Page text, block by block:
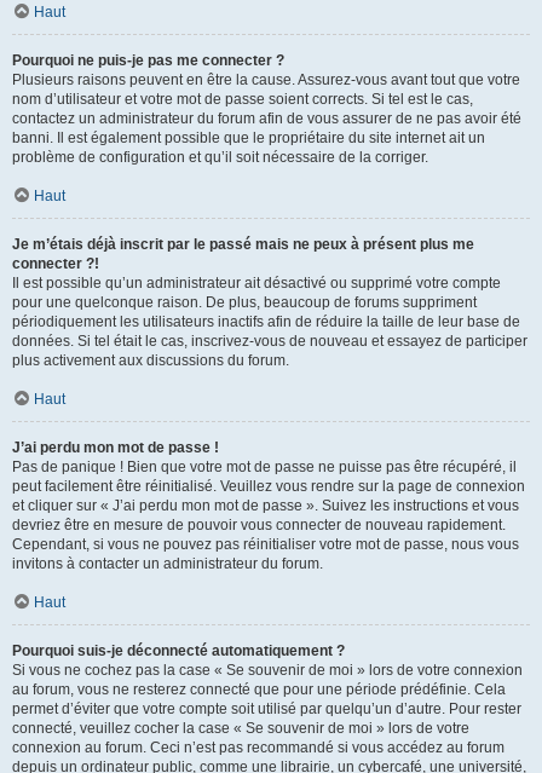
Haut
Pourquoi ne puis-je pas me connecter ?
Plusieurs raisons peuvent en être la cause. Assurez-vous avant tout que votre
nom d’utilisateur et votre mot de passe soient corrects. Si tel est le cas,
contactez un administrateur du forum afin de vous assurer de ne pas avoir été
banni. Il est également possible que le propriétaire du site internet ait un
problème de configuration et qu’il soit nécessaire de la corriger.
Haut
Je m’étais déjà inscrit par le passé mais ne peux à présent plus me
connecter ?!
Il est possible qu’un administrateur ait désactivé ou supprimé votre compte
pour une quelconque raison. De plus, beaucoup de forums suppriment
périodiquement les utilisateurs inactifs afin de réduire la taille de leur base de
données. Si tel était le cas, inscrivez-vous de nouveau et essayez de participer
plus activement aux discussions du forum.
Haut
J’ai perdu mon mot de passe !
Pas de panique ! Bien que votre mot de passe ne puisse pas être récupéré, il
peut facilement être réinitialisé. Veuillez vous rendre sur la page de connexion
et cliquer sur « J’ai perdu mon mot de passe ». Suivez les instructions et vous
devriez être en mesure de pouvoir vous connecter de nouveau rapidement.
Cependant, si vous ne pouvez pas réinitialiser votre mot de passe, nous vous
invitons à contacter un administrateur du forum.
Haut
Pourquoi suis-je déconnecté automatiquement ?
Si vous ne cochez pas la case « Se souvenir de moi » lors de votre connexion
au forum, vous ne resterez connecté que pour une période prédéfinie. Cela
permet d’éviter que votre compte soit utilisé par quelqu’un d’autre. Pour rester
connecté, veuillez cocher la case « Se souvenir de moi » lors de votre
connexion au forum. Ceci n’est pas recommandé si vous accédez au forum
depuis un ordinateur public, comme une librairie, un cybercafé, une université,